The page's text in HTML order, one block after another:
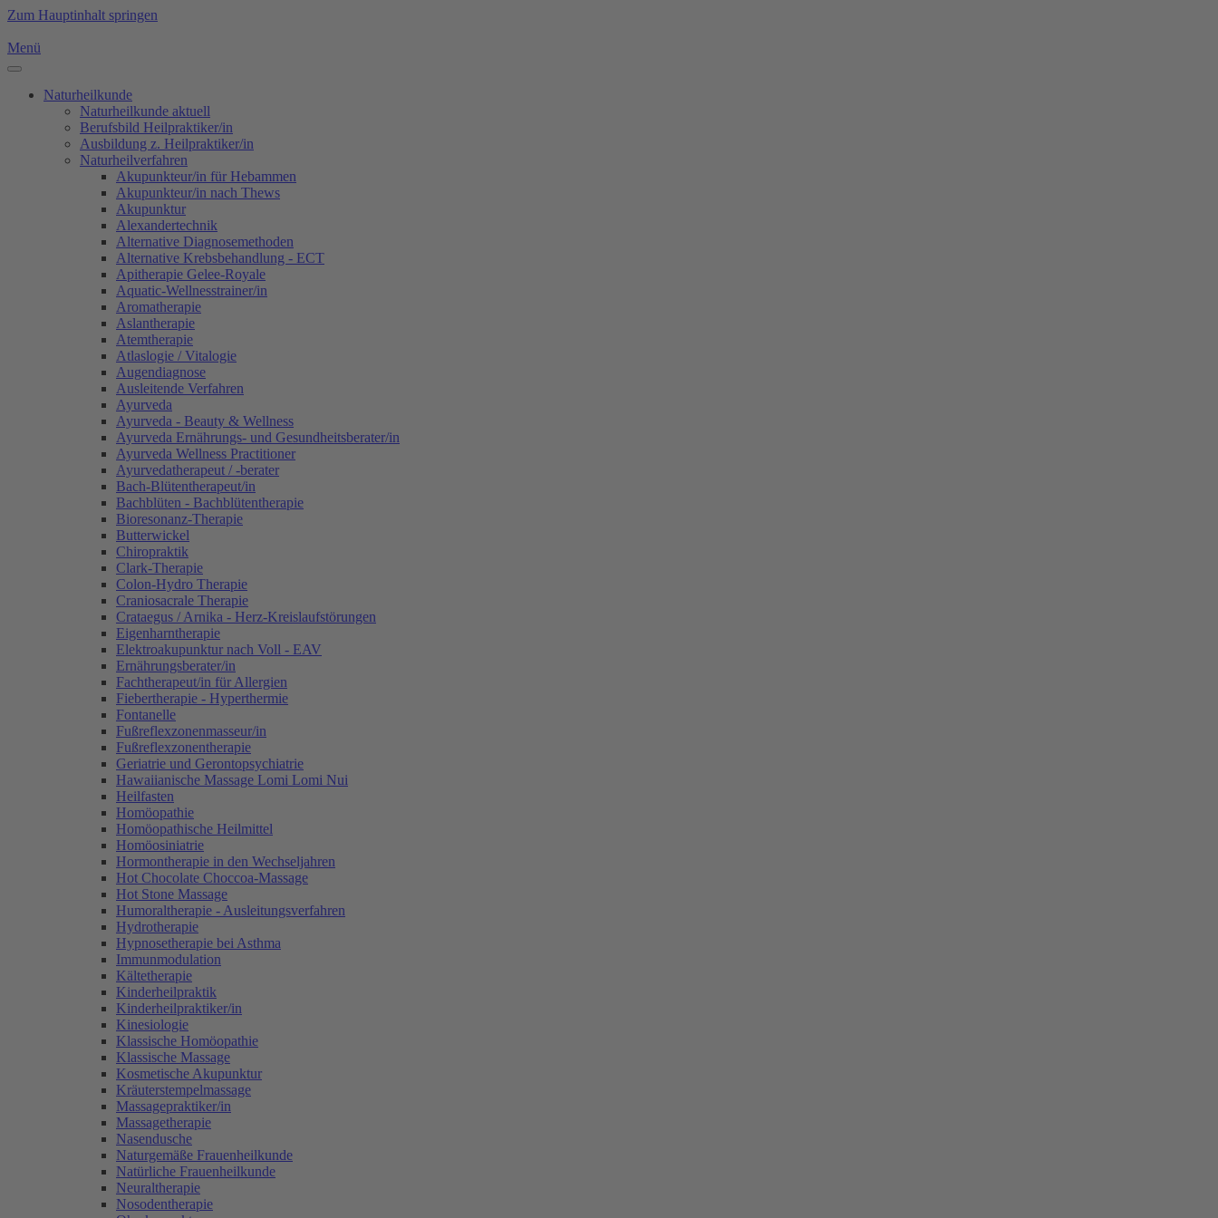
Zum Hauptinhalt springen
Menü
Naturheilkunde
Naturheilkunde aktuell
Berufsbild Heilpraktiker/in
Ausbildung z. Heilpraktiker/in
Naturheilverfahren
Akupunkteur/in für Hebammen
Akupunkteur/in nach Thews
Akupunktur
Alexandertechnik
Alternative Diagnosemethoden
Alternative Krebsbehandlung - ECT
Apitherapie Gelee-Royale
Aquatic-Wellnesstrainer/in
Aromatherapie
Aslantherapie
Atemtherapie
Atlaslogie / Vitalogie
Augendiagnose
Ausleitende Verfahren
Ayurveda
Ayurveda - Beauty & Wellness
Ayurveda Ernährungs- und Gesundheitsberater/in
Ayurveda Wellness Practitioner
Ayurvedatherapeut / -berater
Bach-Blütentherapeut/in
Bachblüten - Bachblütentherapie
Bioresonanz-Therapie
Butterwickel
Chiropraktik
Clark-Therapie
Colon-Hydro Therapie
Craniosacrale Therapie
Crataegus / Arnika - Herz-Kreislaufstörungen
Eigenharntherapie
Elektroakupunktur nach Voll - EAV
Ernährungsberater/in
Fachtherapeut/in für Allergien
Fiebertherapie - Hyperthermie
Fontanelle
Fußreflexzonenmasseur/in
Fußreflexzonentherapie
Geriatrie und Gerontopsychiatrie
Hawaiianische Massage Lomi Lomi Nui
Heilfasten
Homöopathie
Homöopathische Heilmittel
Homöosiniatrie
Hormontherapie in den Wechseljahren
Hot Chocolate Choccoa-Massage
Hot Stone Massage
Humoraltherapie - Ausleitungsverfahren
Hydrotherapie
Hypnosetherapie bei Asthma
Immunmodulation
Kältetherapie
Kinderheilpraktik
Kinderheilpraktiker/in
Kinesiologie
Klassische Homöopathie
Klassische Massage
Kosmetische Akupunktur
Kräuterstempelmassage
Massagepraktiker/in
Massagetherapie
Nasendusche
Naturgemäße Frauenheilkunde
Natürliche Frauenheilkunde
Neuraltherapie
Nosodentherapie